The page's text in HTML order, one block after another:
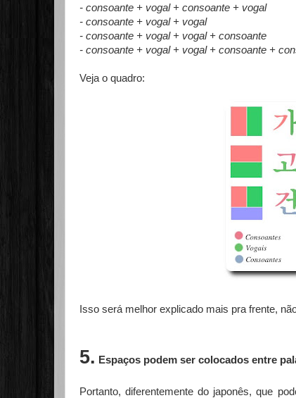
- consoante + vogal + consoante + vogal
- consoante + vogal + vogal
- consoante + vogal + vogal + consoante
- consoante + vogal + vogal + consoante +
Veja o quadro:
Isso será melhor explicado mais pra frente,
5. Espaços podem ser colocados entre
Portanto, diferentemente do japonês, que